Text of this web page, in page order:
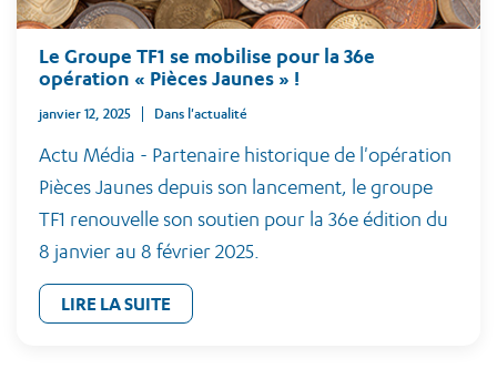
Le Groupe TF1 se mobilise pour la 36e
opération « Pièces Jaunes » !
janvier 12, 2025 Dans l'actualité
Actu Média - Partenaire historique de l'opération
Pièces Jaunes depuis son lancement, le groupe
TF1 renouvelle son soutien pour la 36e édition du
8 janvier au 8 février 2025.
LIRE LA SUITE